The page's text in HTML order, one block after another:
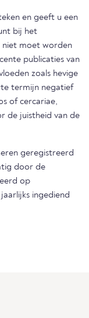
en geeft u een
bij het
niet moet worden
publicaties van
zoals hevige
termijn negatief
of cercariae,
de juistheid van de
geregistreerd
door de
op
ingediend